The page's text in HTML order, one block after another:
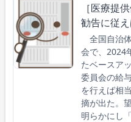
［医療提
勧告に従
全国自治
会で、2024
たベースア
委員会の給
を行えば相
摘が出た。
明らかにし